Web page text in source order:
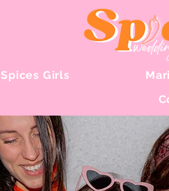
Spices Girls